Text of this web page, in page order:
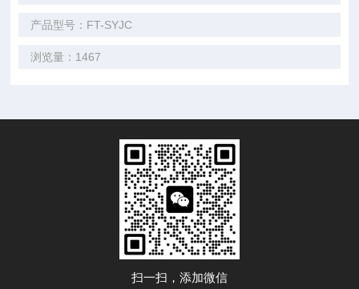
产品型号：FT-SYJC
浏览量：1467
扫一扫，添加微信